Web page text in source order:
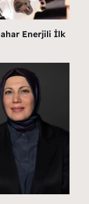
Enerjili İlk